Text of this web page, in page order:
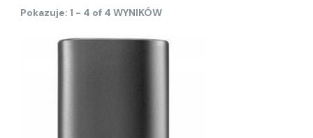
Pokazuje: 1 - 4 of 4 WYNIKÓW